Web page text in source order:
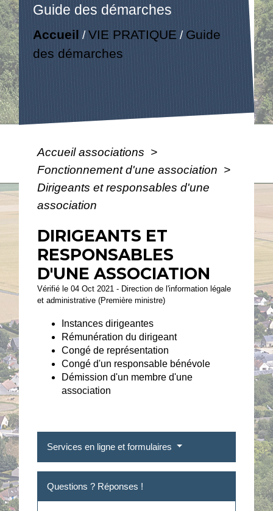
Guide des démarches
Accueil /VIE PRATIQUE / Guide
des démarches
Accueil associations >
Fonctionnement d'une association >
Dirigeants et responsables d'une
association
DIRIGEANTS ET
RESPONSABLES
D'UNE ASSOCIATION
Vérifié le 04 Oct 2021 - Direction de l'information légale
et administrative (Première ministre)
Instances dirigeantes
Rémunération du dirigeant
Congé de représentation
Congé d'un responsable bénévole
Démission d'un membre d'une
association
Services en ligne et formulaires
Questions ? Réponses !